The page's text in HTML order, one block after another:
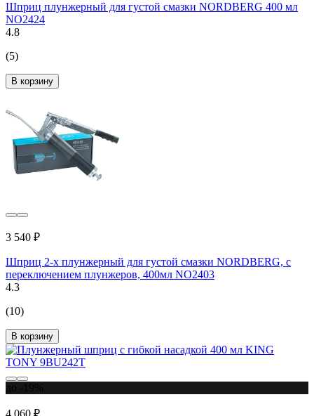
Шприц плунжерный для густой смазки NORDBERG 400 мл
NO2424
4.8
(5)
В корзину
3 540 ₽
Шприц 2-х плунжерный для густой смазки NORDBERG, с
переключением плунжеров, 400мл NO2403
4.3
(10)
В корзину